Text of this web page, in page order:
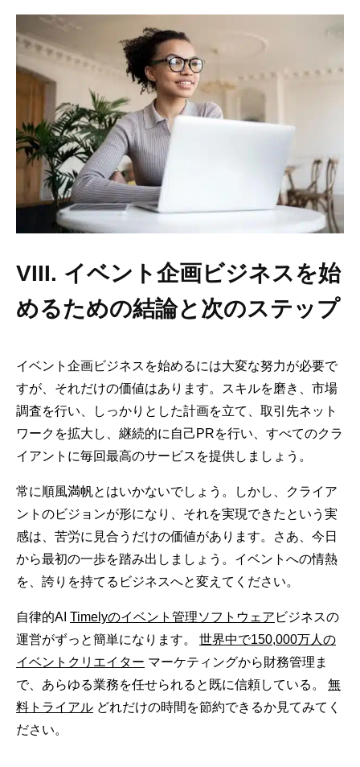
VIII. イベント企画ビジネスを始
めるための結論と次のステップ
イベント企画ビジネスを始めるには大変な努力が必要で
すが、それだけの価値はあります。スキルを磨き、市場
調査を行い、しっかりとした計画を立て、取引先ネット
ワークを拡大し、継続的に自己PRを行い、すべてのクラ
イアントに毎回最高のサービスを提供しましょう。
常に順風満帆とはいかないでしょう。しかし、クライア
ントのビジョンが形になり、それを実現できたという実
感は、苦労に見合うだけの価値があります。さあ、今日
から最初の一歩を踏み出しましょう。イベントへの情熱
を、誇りを持てるビジネスへと変えてください。
自律的AI Timelyのイベント管理ソフトウェア ビジネスの
運営がずっと簡単になります。 世界中で150,000万人の
イベントクリエイター マーケティングから財務管理ま
で、あらゆる業務を任せられると既に信頼している。 無
料トライアル どれだけの時間を節約できるか見てみてく
ださい。